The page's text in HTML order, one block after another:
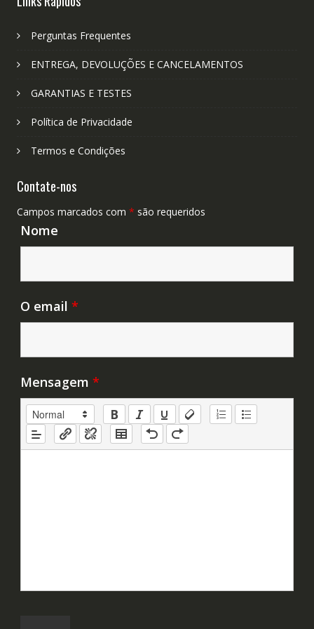
Perguntas Frequentes
ENTREGA, DEVOLUÇÕES E CANCELAMENTOS
GARANTIAS E TESTES
Política de Privacidade
Termos e Condições
Contate-nos
Campos marcados com * são requeridos
Nome
O email *
Mensagem *